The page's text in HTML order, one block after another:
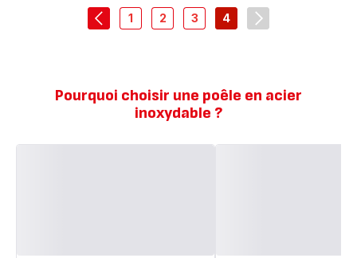
frire
-
24
-
24
cm
navigation.pagination.actions.prev
1-
2
-
3
-
4
-
Pourquoi choisir une poêle en acier
inoxydable ?